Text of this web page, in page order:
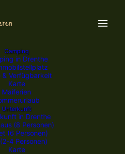
Camping
in Drenthe
& Verfügbarkeit
Karte
Maiferien
Unterkunft
in Drenthe
(8 Personen)
(6 Personen)
4 Personen)
Karte